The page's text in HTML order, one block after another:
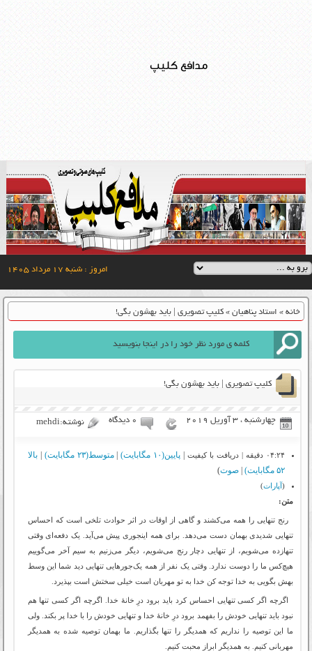
مدافع کلیپ
امروز : شنبه ۱۷ مرداد ۱۴۰۵
خانه» استاد پناهیان» کلیپ تصویری | باید بهشون بگی!
کلیپ تصویری | باید بهشون بگی!
چهارشنبه ، 3 آوریل 2019 ۰ دیدگاه نوشته:mehdi
۰۴:۲۴ دقیقه | دریافت با کیفیت | پایین(۱۰ مگابایت) |متوسط(۲۳ مگابایت) |بالا
۵۲ مگابایت)
|صوت)
(آپارات)
متن:
رنج تنهایی را همه می‌کشند و گاهی از اوقات در اثر حوادث تلخی است که احساس
تنهایی شدیدی بهمان دست می‌دهد. برای همه اینجوری پیش می‌آید. یک دفعه‌ای وقتی
تنهازده می‌شویم، از تنهایی دچار رنج می‌شویم، دیگر می‌زنیم به سیم آخر می‌گوییم
هیچ‌کس ما را دوست ندارد. وقتی یک نفر از همه یک‌جورهایی تنهایی دید شما این وسط
بهش بگویی به خدا توجه کن خدا به تو مهربان است خیلی سختش است بپذیرد.
اگرچه اگر کسی تنهایی احساس کرد باید برود درِ خانۀ خدا. اگرچه اگر کسی تنها هم
نبود باید تنهایی خودش را بفهمد برود درِ خانۀ خدا و تنهایی خودش را با خدا پر بکند. ولی
ما این توصیه را نداریم که همدیگر را تنها بگذاریم. ما بهمان توصیه شده به همدیگر
مهربانی کنیم. به همدیگر ابراز محبت کنیم.